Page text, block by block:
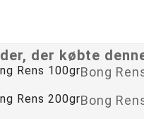
der købte
Bong
Bong